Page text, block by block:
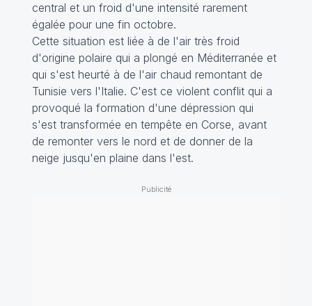
central et un froid d'une intensité rarement
égalée pour une fin octobre.
Cette situation est liée à de l'air très froid
d'origine polaire qui a plongé en Méditerranée et
qui s'est heurté à de l'air chaud remontant de
Tunisie vers l'Italie. C'est ce violent conflit qui a
provoqué la formation d'une dépression qui
s'est transformée en tempête en Corse, avant
de remonter vers le nord et de donner de la
neige jusqu'en plaine dans l'est.